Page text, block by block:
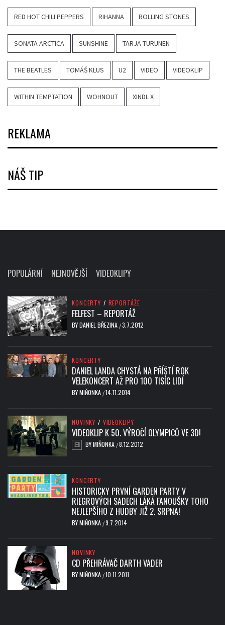
RED HOT CHILI PEPPERS RIHANNA ROLLING STONES
SONATA ARCTICA SUNSHINE TARJA TURUNEN
THE BEATLES TOMÁŠ KLUS U2 VIDEO VIDEOKLIP
WITHIN TEMPTATION WOHNOUT XINDL X
REKLAMA
NÁŠ TIP
POPULÁRNÍ NEJNOVĚJŠÍ VIDEOKLIPY
KONCERTY / REPORTÁŽE
FELFEST – REPORTÁŽ
BYDANIEL BŘEZINA /3.7.2012
KONCERTY
DANIEL LANDA CHYSTÁ NA PŘÍŠTÍ ROK
VELEKONCERT AŽ PRO 100 TISÍC LIDÍ
BYMIŇONKA /14.11.2014
NOVINKY / VIDEOKLIPY
VIDEOKLIP K 50. VÝROČÍ OLYMPICŮ VE 3D!
BYMIŇONKA /8.12.2012
KONCERTY
HISTORICKY PRVNÍ GARDEN PARTY V
RIEGROVÝCH SADECH LÁKÁ FANOUŠKY TOHO
NEJLEPŠÍHO Z HUDBY JIŽ 2. SRPNA!
BYMIŇONKA /9.7.2014
NOVINKY
CD PŘEHRÁVAČ DARTH VADER
BYMIŇONKA /10.11.2011